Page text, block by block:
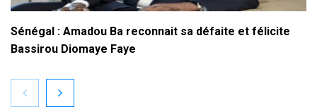
Sénégal : Amadou Ba reconnait sa défaite et félicite
Bassirou Diomaye Faye